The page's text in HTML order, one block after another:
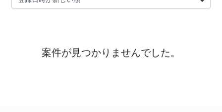
案件が見つかりませんでした。